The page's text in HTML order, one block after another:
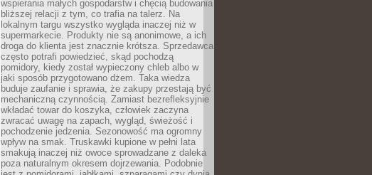
wspierania małych gospodarstw i chęcią budowania
bliższej relacji z tym, co trafia na talerz. Na
lokalnym targu wszystko wygląda inaczej niż w
supermarkecie. Produkty nie są anonimowe, a ich
droga do klienta jest znacznie krótsza. Sprzedawca
często potrafi powiedzieć, skąd pochodzą
pomidory, kiedy został wypieczony chleb albo w
jaki sposób przygotowano dżem. Taka wiedza
buduje zaufanie i sprawia, że zakupy przestają być
mechaniczną czynnością. Zamiast bezrefleksyjnie
wkładać towar do koszyka, człowiek zaczyna
zwracać uwagę na zapach, wygląd, świeżość i
pochodzenie jedzenia. Sezonowość ma ogromny
wpływ na smak. Truskawki kupione w pełni lata
smakują inaczej niż owoce sprowadzane z daleka
poza naturalnym okresem dojrzewania. Podobnie